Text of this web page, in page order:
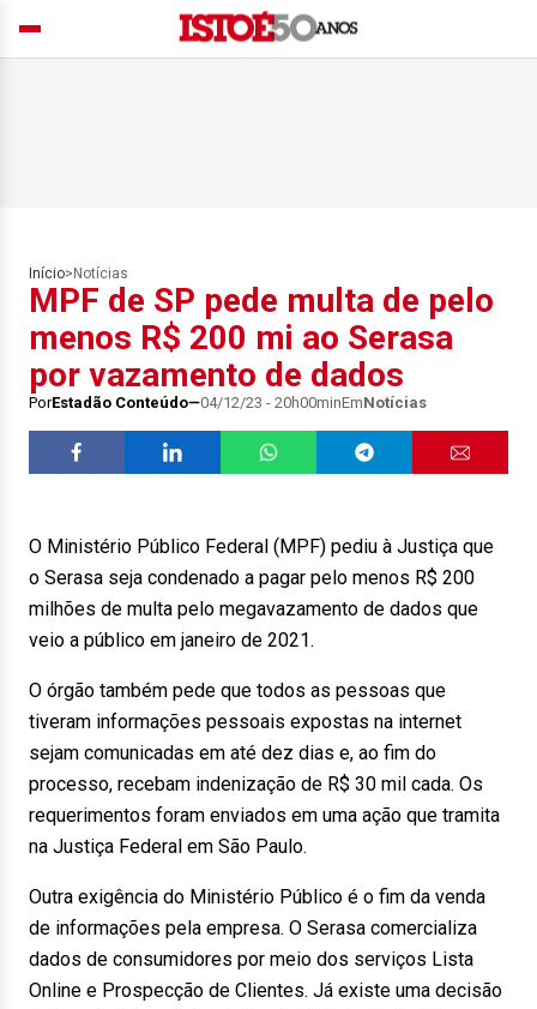
Início> Notícias
MPF de SP pede multa de pelo
menos R$ 200 mi ao Serasa
por vazamento de dados
PorEstadão Conteúdo 04/12/23 - 20h00minEmNotícias
O Ministério Público Federal (MPF) pediu à Justiça que
o Serasa seja condenado a pagar pelo menos R$ 200
milhões de multa pelo megavazamento de dados que
veio a público em janeiro de 2021.
O órgão também pede que todos as pessoas que
tiveram informações pessoais expostas na internet
sejam comunicadas em até dez dias e, ao fim do
processo, recebam indenização de R$ 30 mil cada. Os
requerimentos foram enviados em uma ação que tramita
na Justiça Federal em São Paulo.
Outra exigência do Ministério Público é o fim da venda
de informações pela empresa. O Serasa comercializa
dados de consumidores por meio dos serviços Lista
Online e Prospecção de Clientes. Já existe uma decisão